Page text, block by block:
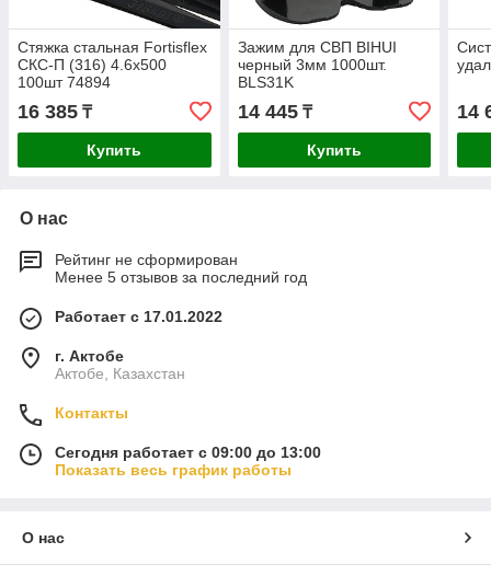
Стяжка стальная Fortisflex
СКС-П (316) 4.6x500
100шт 74894
16 385 ₸
Купить
Зажим для СВП BIHUI
черный 3мм 1000шт.
BLS31K
14 445₸
Купить
14
О нас
Рейтинг не сформирован
Менее 5 отзывов за последний год
Работает с 17.01.2022
г. Актобе
Актобе, Казахстан
Контакты
Сегодня работает с 09:00 до 13:00
Показать весь график работы
О нас